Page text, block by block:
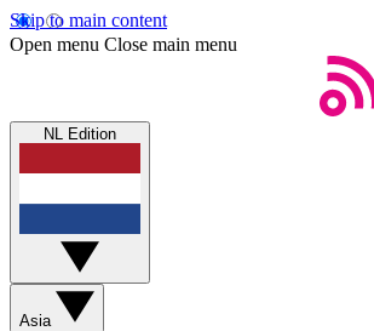
Skip to main content
Open menu Close main menu
NL Edition
Asia